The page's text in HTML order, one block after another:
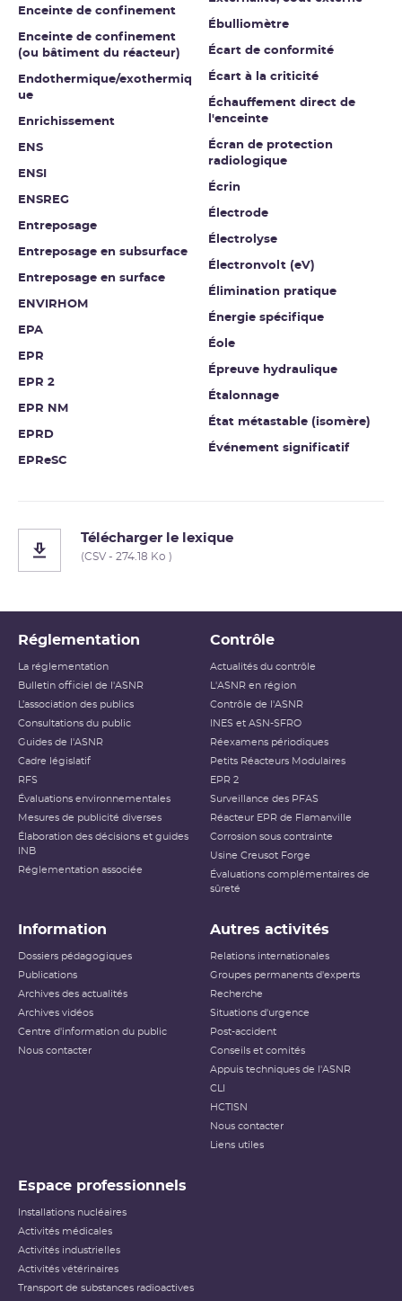
Enceinte de confinement
Enceinte de confinement
(ou bâtiment du réacteur)
Endothermique/exothermiq
ue
Enrichissement
ENS
ENSI
ENSREG
Entreposage
Entreposage en subsurface
Entreposage en surface
ENVIRHOM
EPA
EPR
EPR 2
EPR NM
EPRD
EPReSC
Ébulliomètre
Écart de conformité
Écart à la criticité
Échauffement direct de
l'enceinte
Écran de protection
radiologique
Écrin
Électrode
Électrolyse
Électronvolt (eV)
Élimination pratique
Énergie spécifique
Éole
Épreuve hydraulique
Étalonnage
État métastable (isomère)
Événement significatif
Télécharger le lexique
(CSV - 274.18 Ko )
Réglementation
La réglementation
Bulletin officiel de l'ASNR
L’association des publics
Consultations du public
Guides de l'ASNR
Cadre législatif
RFS
Évaluations environnementales
Mesures de publicité diverses
Élaboration des décisions et guides
INB
Réglementation associée
Contrôle
Actualités du contrôle
L'ASNR en région
Contrôle de l'ASNR
INES et ASN-SFRO
Réexamens périodiques
Petits Réacteurs Modulaires
EPR 2
Surveillance des PFAS
Réacteur EPR de Flamanville
Corrosion sous contrainte
Usine Creusot Forge
Évaluations complémentaires de
sûreté
Information
Dossiers pédagogiques
Publications
Archives des actualités
Archives vidéos
Centre d'information du public
Nous contacter
Autres activités
Relations internationales
Groupes permanents d'experts
Recherche
Situations d'urgence
Post-accident
Conseils et comités
Appuis techniques de l'ASNR
CLI
HCTISN
Nous contacter
Liens utiles
Espace professionnels
Installations nucléaires
Activités médicales
Activités industrielles
Activités vétérinaires
Transport de substances radioactives